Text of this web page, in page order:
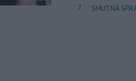
7 SMUTNÁ